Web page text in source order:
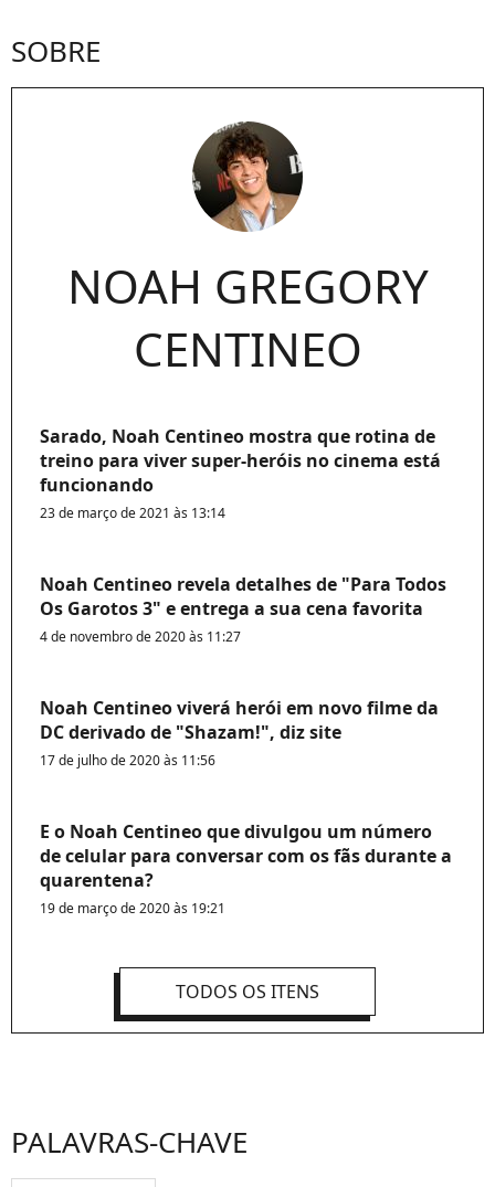
SOBRE
NOAH GREGORY
CENTINEO
Sarado, Noah Centineo mostra que rotina de
treino para viver super-heróis no cinema está
funcionando
23 de março de 2021 às 13:14
Noah Centineo revela detalhes de "Para Todos
Os Garotos 3" e entrega a sua cena favorita
4 de novembro de 2020 às 11:27
Noah Centineo viverá herói em novo filme da
DC derivado de "Shazam!", diz site
17 de julho de 2020 às 11:56
E o Noah Centineo que divulgou um número
de celular para conversar com os fãs durante a
quarentena?
19 de março de 2020 às 19:21
TODOS OS ITENS
PALAVRAS-CHAVE